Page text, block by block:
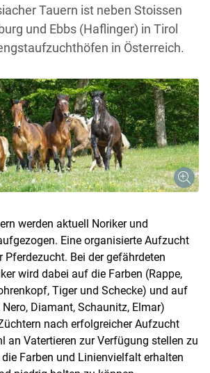
Tauern ist neben Stoissen
und Ebbs (Haflinger) in Tirol
in Österreich.
werden aktuell Noriker und
Eine organisierte Aufzucht
Pferdezucht. Bei der gefährdeten
wird dabei auf die Farben (Rappe,
Tiger und Schecke) und auf
Diamant, Schaunitz, Elmar)
nach erfolgreicher Aufzucht
an Vatertieren zur Verfügung stellen zu
Farben und Linienvielfalt erhalten